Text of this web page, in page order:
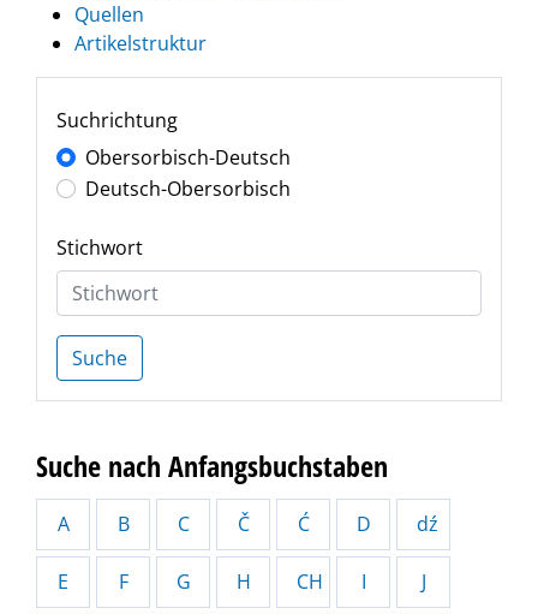
Quellen
Artikelstruktur
Suchrichtung
Obersorbisch-Deutsch
Deutsch-Obersorbisch
Stichwort
Suche
Suche nach Anfangsbuchstaben
A B C Č Ć D dź
E F G H CH I J